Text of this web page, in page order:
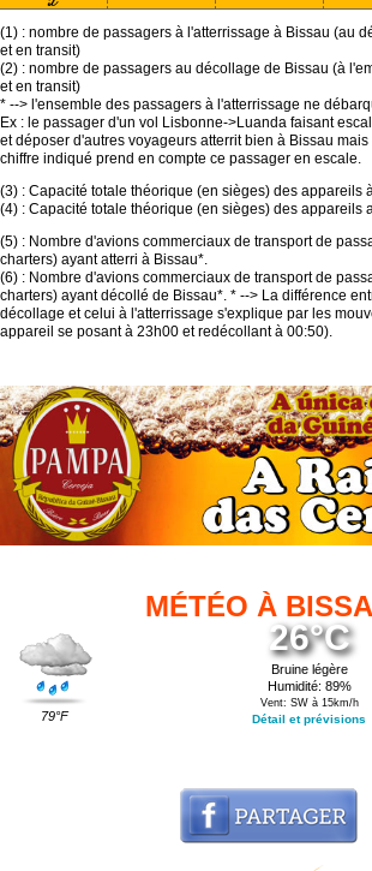
(1) : nombre de passagers à l'atterrissage à Bissau (au
et en transit)
(2) : nombre de passagers au décollage de Bissau (à
et en transit)
* --> l'ensemble des passagers à l'atterrissage ne
Ex : le passager d'un vol Lisbonne->Luanda faisant
et déposer d'autres voyageurs atterrit bien à Bissau
chiffre indiqué prend en compte ce passager en escale.
(3) : Capacité totale théorique (en sièges) des appareils
(4) : Capacité totale théorique (en sièges) des appareils
(5) : Nombre d'avions commerciaux de transport de
charters) ayant atterri à Bissau*.
(6) : Nombre d'avions commerciaux de transport de
charters) ayant décollé de Bissau*. * --> La différence
décollage et celui à l'atterrissage s'explique par les
appareil se posant à 23h00 et redécollant à 00:50).
MÉTÉO À
79°F
26°C
Bruine légère
Humidité: 89%
Vent: SW à 15km/h
Détail et prévisions